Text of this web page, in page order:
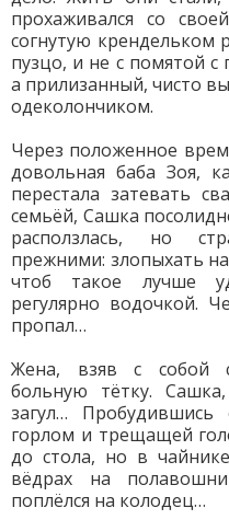
прохаживался со
согнутую крендельком
пузцо, и не с помятой
а прилизанный, чисто
одеколончиком.
Через положенное
довольная баба Зоя,
перестала затевать
семьёй, Сашка
расползлась, но
прежними: злопыхать
чтоб такое лучше
регулярно водочкой.
пропал…
Жена, взяв с собой
больную тётку.
загул…
горлом и трещащей
до стола, но в
вёдрах на
поплёлся на колодец…